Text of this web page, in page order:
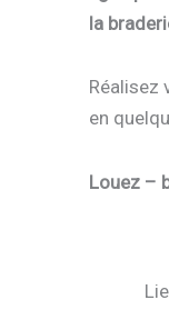
la
Réalisez
en
Louez –